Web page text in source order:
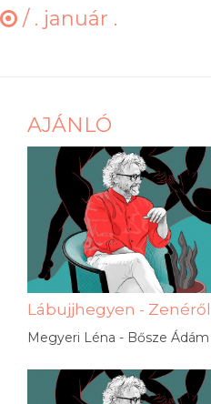
/ . január .
AJÁNLÓ
Lábujjhegyen -
Megyeri Léna - Bősze Ádám